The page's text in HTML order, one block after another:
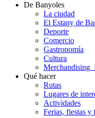
De Banyoles
La ciudad
El Estany de
Deporte
Comercio
Gastronomía
Cultura
Qué hacer
Rutas
Lugares de
Actividades
Ferias, fiestas y